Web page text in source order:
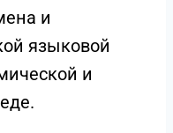
и
языковой
и